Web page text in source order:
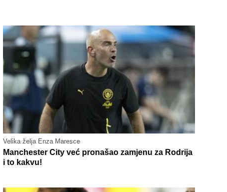
Velika želja Enza Maresce
Manchester City već pronašao zamjenu za Rodrija
i to kakvu!